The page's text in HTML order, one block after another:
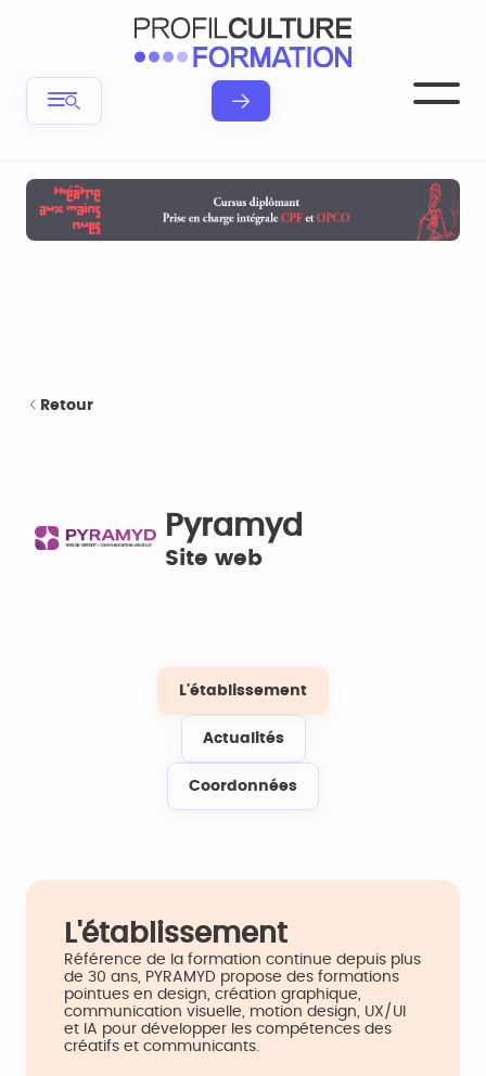
Retour
Pyramyd
Site web
L'établissement
Actualités
Coordonnées
L'établissement
Référence de la formation continue depuis plus
de 30 ans, PYRAMYD propose des formations
pointues en design, création graphique,
communication visuelle, motion design, UX/UI
et IA pour développer les compétences des
créatifs et communicants.